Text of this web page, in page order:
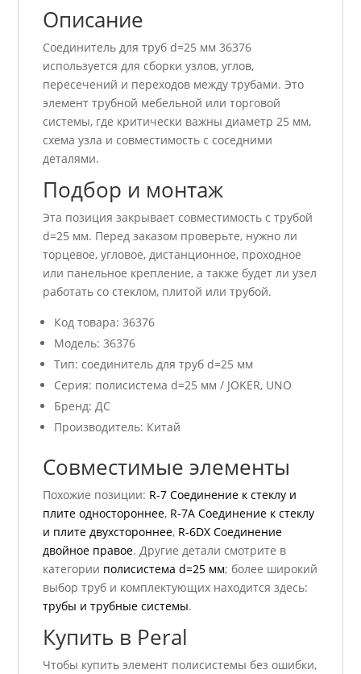
Описание
Соединитель для труб d=25 мм 36376
используется для сборки узлов, углов,
пересечений и переходов между трубами. Это
элемент трубной мебельной или торговой
системы, где критически важны диаметр 25 мм,
схема узла и совместимость с соседними
деталями.
Подбор и монтаж
Эта позиция закрывает совместимость с трубой
d=25 мм. Перед заказом проверьте, нужно ли
торцевое, угловое, дистанционное, проходное
или панельное крепление, а также будет ли узел
работать со стеклом, плитой или трубой.
Код товара: 36376
Модель: 36376
Тип: соединитель для труб d=25 мм
Серия: полисистема d=25 мм / JOKER, UNO
Бренд: ДС
Производитель: Китай
Совместимые элементы
Похожие позиции: R-7 Соединение к стеклу и
плите одностороннее, R-7А Соединение к стеклу
и плите двухстороннее, R-6DX Соединение
двойное правое. Другие детали смотрите в
категории полисистема d=25 мм; более широкий
выбор труб и комплектующих находится здесь:
трубы и трубные системы.
Купить в Peral
Чтобы купить элемент полисистемы без ошибки,